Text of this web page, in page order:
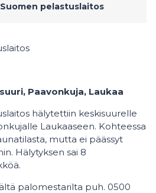
pelastuslaitos
Paavonkuja, Laukaa
hälytettiin keskisuurelle
Laukaaseen. Kohteessa
mutta ei päässyt
Hälytyksen sai 8
palomestarilta puh. 0500